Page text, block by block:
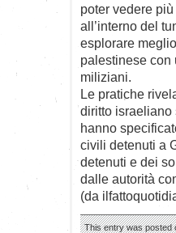
poter vedere
all’interno del
esplorare
palestinese con
miliziani.
Le pratiche
diritto israeliano
hanno
civili detenuti a
detenuti e dei
dalle autorità
(da
This entry was posted